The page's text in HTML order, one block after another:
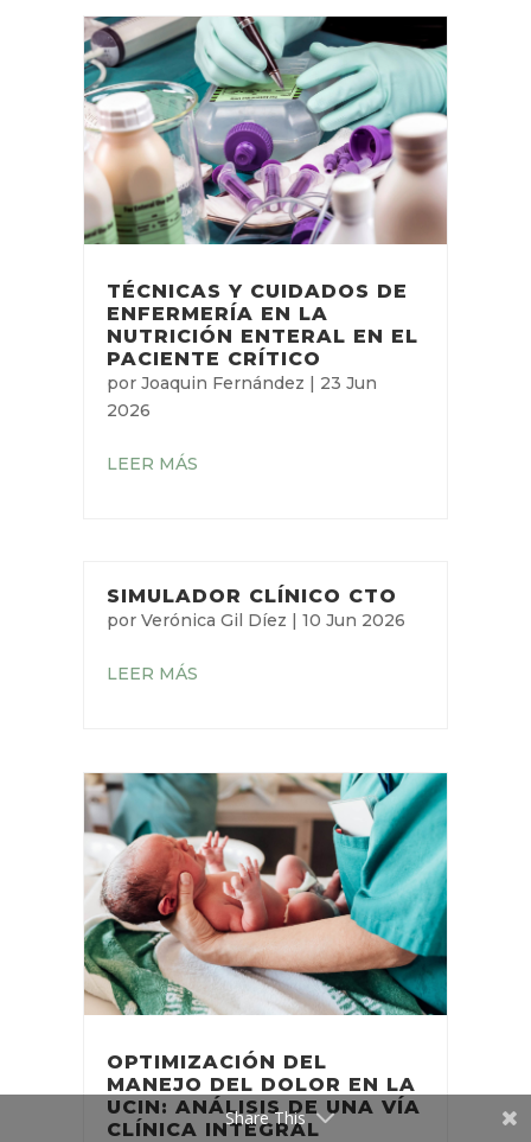
TÉCNICAS Y CUIDADOS DE
ENFERMERÍA EN LA
NUTRICIÓN ENTERAL EN EL
PACIENTE CRÍTICO
por Joaquin Fernández | 23 Jun
2026
LEER MÁS
SIMULADOR CLÍNICO CTO
por Verónica Gil Díez | 10 Jun 2026
LEER MÁS
OPTIMIZACIÓN DEL
MANEJO DEL DOLOR EN LA
UCIN: ANÁLISIS DE UNA VÍA
CLÍNICA INTEGRAL
Share This